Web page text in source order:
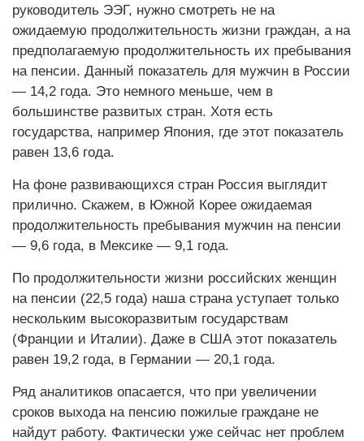
руководитель ЭЭГ, нужно смотреть не на
ожидаемую продолжительность жизни граждан, а на
предполагаемую продолжительность их пребывания
на пенсии. Данный показатель для мужчин в России
— 14,2 года. Это немного меньше, чем в
большинстве развитых стран. Хотя есть
государства, например Япония, где этот показатель
равен 13,6 года.
На фоне развивающихся стран Россия выглядит
прилично. Скажем, в Южной Корее ожидаемая
продолжительность пребывания мужчин на пенсии
— 9,6 года, в Мексике — 9,1 года.
По продолжительности жизни российских женщин
на пенсии (22,5 года) наша страна уступает только
нескольким высокоразвитым государствам
(Франции и Италии). Даже в США этот показатель
равен 19,2 года, в Германии — 20,1 года.
Ряд аналитиков опасается, что при увеличении
сроков выхода на пенсию пожилые граждане не
найдут работу. Фактически уже сейчас нет проблем